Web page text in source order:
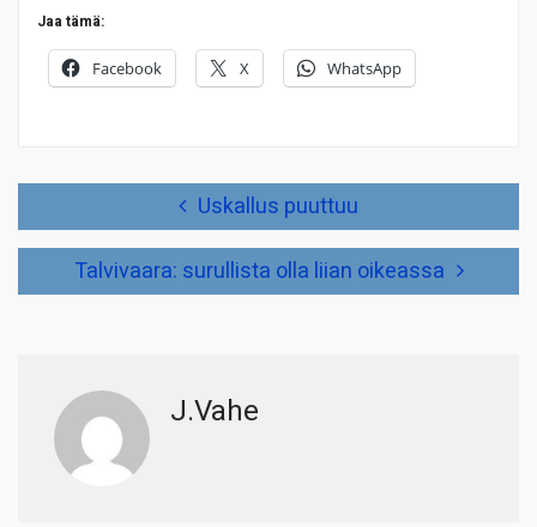
Jaa tämä:
Facebook X WhatsApp
Uskallus puuttuu
Talvivaara: surullista olla liian oikeassa
J.Vahe